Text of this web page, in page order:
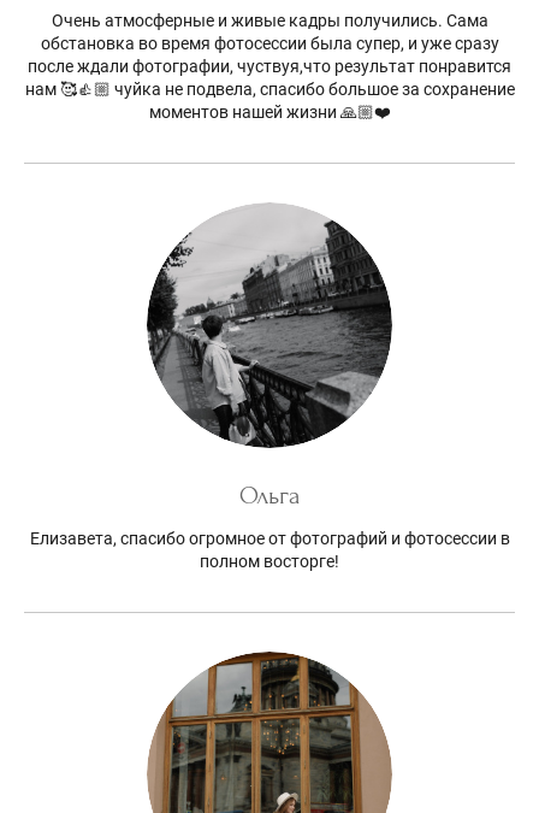
Очень атмосферные и живые кадры получились. Сама
обстановка во время фотосессии была супер, и уже сразу
после ждали фотографии, чуствуя,что результат понравится
нам 🥰👍🏼 чуйка не подвела, спасибо большое за сохранение
моментов нашей жизни 🙏🏼❤️
Ольга
Елизавета, спасибо огромное от фотографий и фотосессии в
полном восторге!